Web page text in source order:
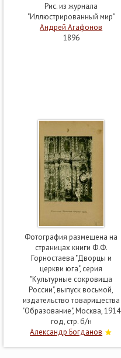
Рис. из журнала
"Иллюстрированный мир"
Андрей Агафонов
1896
Фотография размещена на
страницах книги Ф.Ф.
Горностаева "Дворцы и
церкви юга", серия
"Культурные сокровища
России", выпуск восьмой,
издательство товарищества
"Образование", Москва, 1914
год, стр. б/н
Александр Богданов